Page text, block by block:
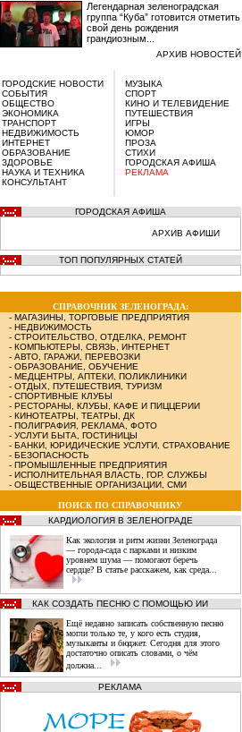
Легендарная зеленоградская
группа “Куба” готовится отметить
свой день рождения
грандиозным...
АРХИВ НОВОСТЕЙ
ГОРОДСКИЕ НОВОСТИ
СОБЫТИЯ
ОБЩЕСТВО
ЭКОНОМИКА
ТРАНСПОРТ
НЕДВИЖИМОСТЬ
ИНТЕРНЕТ
ОБРАЗОВАНИЕ
ЗДОРОВЬЕ
НАУКА И ТЕХНИКА
КОНСУЛЬТАНТ
МУЗЫКА
СПОРТ
КИНО И ТЕЛЕВИДЕНИЕ
ПУТЕШЕСТВИЯ
ИГРЫ
ЮМОР
ПРОЗА
СТИХИ
ГОРОДСКАЯ АФИША
РЕКЛАМА
ГОРОДСКАЯ АФИША
АРХИВ АФИШИ
ТОП ПОПУЛЯРНЫХ СТАТЕЙ
СПРАВОЧНИК ЗЕЛЕНОГРАДА:
- МАГАЗИНЫ, ТОРГОВЫЕ ПРЕДПРИЯТИЯ
- НЕДВИЖИМОСТЬ
- СТРОИТЕЛЬСТВО, ОТДЕЛКА, РЕМОНТ
- КОМПЬЮТЕРЫ, СВЯЗЬ, ИНТЕРНЕТ
- АВТО, ГАРАЖИ, ПЕРЕВОЗКИ
- ОБРАЗОВАНИЕ, ОБУЧЕНИЕ
- МЕДЦЕНТРЫ, АПТЕКИ, ПОЛИКЛИНИКИ
- ОТДЫХ, ПУТЕШЕСТВИЯ, ТУРИЗМ
- СПОРТИВНЫЕ КЛУБЫ
- РЕСТОРАНЫ, КЛУБЫ, КАФЕ И ПИЦЦЕРИИ
- КИНОТЕАТРЫ, ТЕАТРЫ, ДК
- ПОЛИГРАФИЯ, РЕКЛАМА, ФОТО
- УСЛУГИ БЫТА, ГОСТИНИЦЫ
- БАНКИ, ЮРИДИЧЕСКИЕ УСЛУГИ, СТРАХОВАНИЕ
- БЕЗОПАСНОСТЬ
- ПРОМЫШЛЕННЫЕ ПРЕДПРИЯТИЯ
- ИСПОЛНИТЕЛЬНАЯ ВЛАСТЬ, ГОР. СЛУЖБЫ
- ОБЩЕСТВЕННЫЕ ОРГАНИЗАЦИИ, СМИ
ПОИСК ПО СПРАВОЧНИКУ
КАРДИОЛОГИЯ В ЗЕЛЕНОГРАДЕ
Как экология и ритм жизни Зеленограда
— города‑сада с парками и низким
уровнем шума — помогают беречь
сердце? В статье расскажем, как среда...
КАК СОЗДАТЬ ПЕСНЮ С ПОМОЩЬЮ ИИ
Ещё недавно записать собственную песню
могли только те, у кого есть студия,
музыканты и бюджет. Сегодня для этого
достаточно описать словами, о чём
должна...
РЕКЛАМА